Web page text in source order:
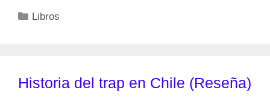
Categorías
Libros
Historia del trap en Chile (Reseña)